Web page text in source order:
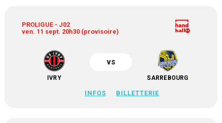
PROLIGUE - J02
ven. 11 sept. 20h30 (provisoire)
IVRY
vs
SARREBOURG
INFOS BILLETTERIE